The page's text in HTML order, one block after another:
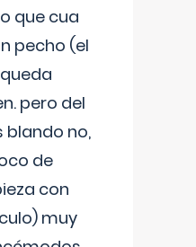
que cua
pecho (el
pero del
blando no,
de
con
muy